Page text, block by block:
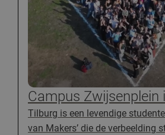
Campus Zwijsenplein
Tilburg is een levendige
van Makers’ die de verbeelding